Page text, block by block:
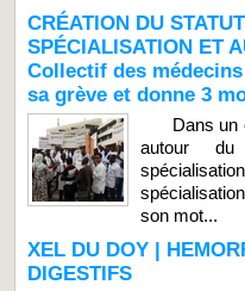
CRÉATION DU
SPÉCIALISATION ET
Collectif des
sa grève et donne 3
Dans un
autour
son mot...
XEL DU DOY |
DIGESTIFS